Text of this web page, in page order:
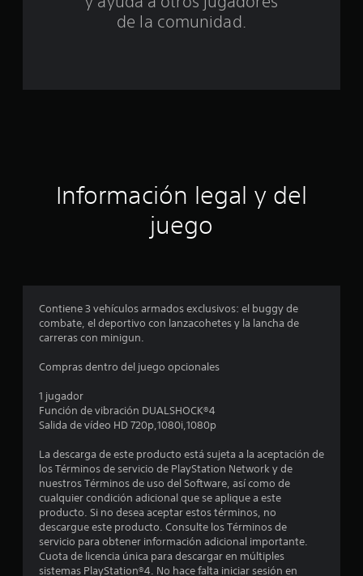
n
e
s
s
de la comunidad.
Información legal y del
juego
Contiene 3 vehículos armados exclusivos: el buggy de
combate, el deportivo con lanzacohetes y la lancha de
carreras con minigun.
Compras dentro del juego opcionales
1 jugador
Función de vibración DUALSHOCK®4
Salida de vídeo HD 720p,1080i,1080p
La descarga de este producto está sujeta a la aceptación de
los Términos de servicio de PlayStation Network y de
nuestros Términos de uso del Software, así como de
cualquier condición adicional que se aplique a este
producto. Si no desea aceptar estos términos, no
descargue este producto. Consulte los Términos de
servicio para obtener información adicional importante.
Cuota de licencia única para descargar en múltiples
sistemas PlayStation®4. No hace falta iniciar sesión en